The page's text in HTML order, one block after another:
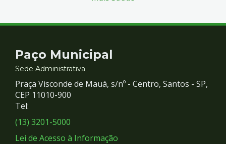
Contato
e
Redes
Sociais
Paço Municipal
Sede Administrativa
Praça Visconde de Mauá, s/nº - Centro, Santos - SP,
CEP 11010-900
Tel:
(13) 3201-5000
Lei de Acesso à Informação